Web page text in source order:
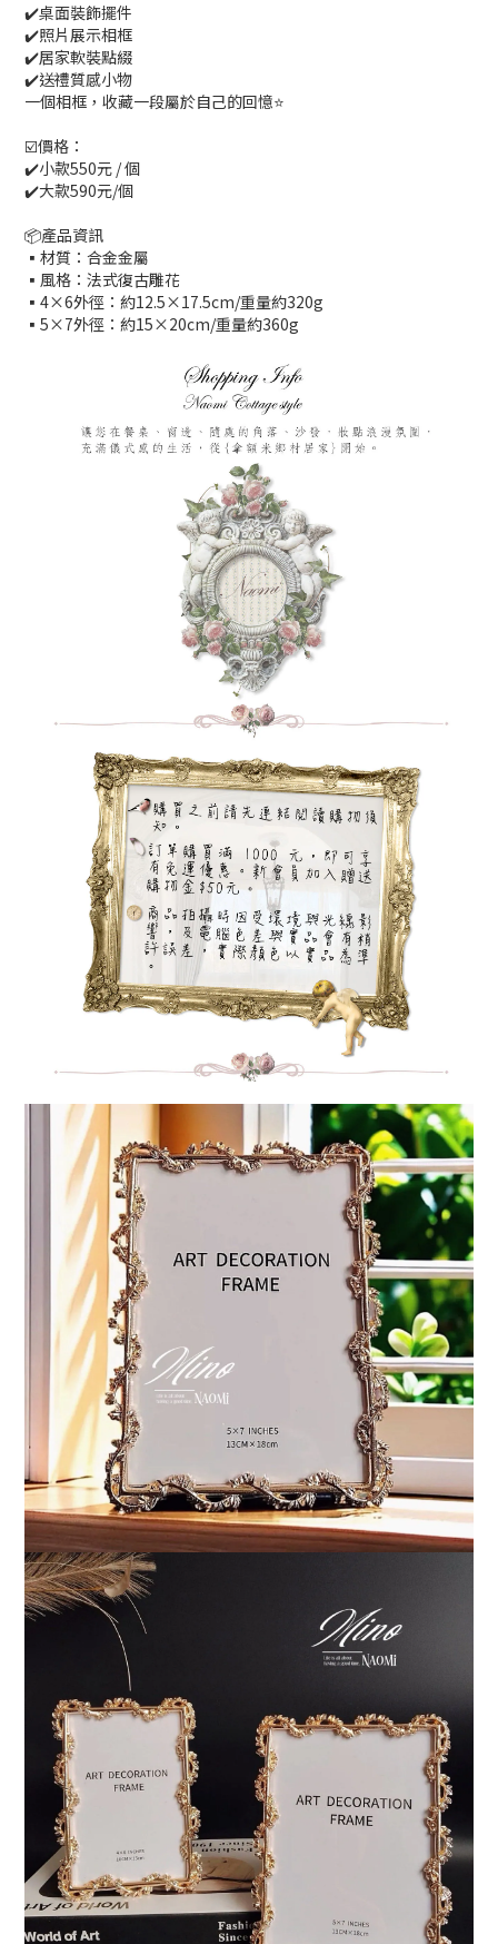
✔️桌面裝飾擺件
✔️照片展示相框
✔️居家軟裝點綴
✔️送禮質感小物
一個相框，收藏一段屬於自己的回憶⭐️
☑️價格：
✔️小款550元 / 個
✔️大款590元/個
📦產品資訊
▪材質：合金金屬
▪風格：法式復古雕花
▪4×6外徑：約12.5×17.5cm/重量約320g
▪5×7外徑：約15×20cm/重量約360g